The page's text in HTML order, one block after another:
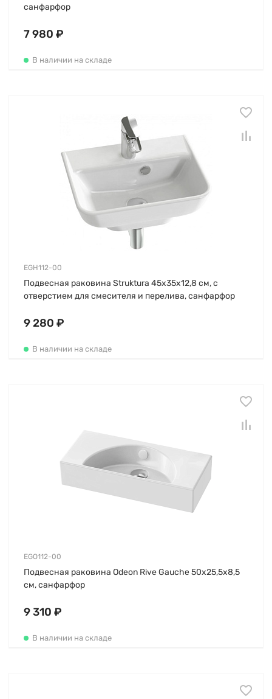
санфарфор
7 980 ₽
В наличии на складе
EGH112-00
Подвесная раковина Struktura 45х35х12,8 см, с
отверстием для смесителя и перелива, санфарфор
9 280 ₽
В наличии на складе
EGO112-00
Подвесная раковина Odeon Rive Gauche 50х25,5х8,5
см, санфарфор
9 310 ₽
В наличии на складе